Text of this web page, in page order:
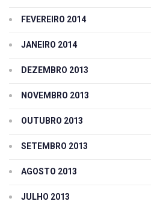
FEVEREIRO 2014
JANEIRO 2014
DEZEMBRO 2013
NOVEMBRO 2013
OUTUBRO 2013
SETEMBRO 2013
AGOSTO 2013
JULHO 2013